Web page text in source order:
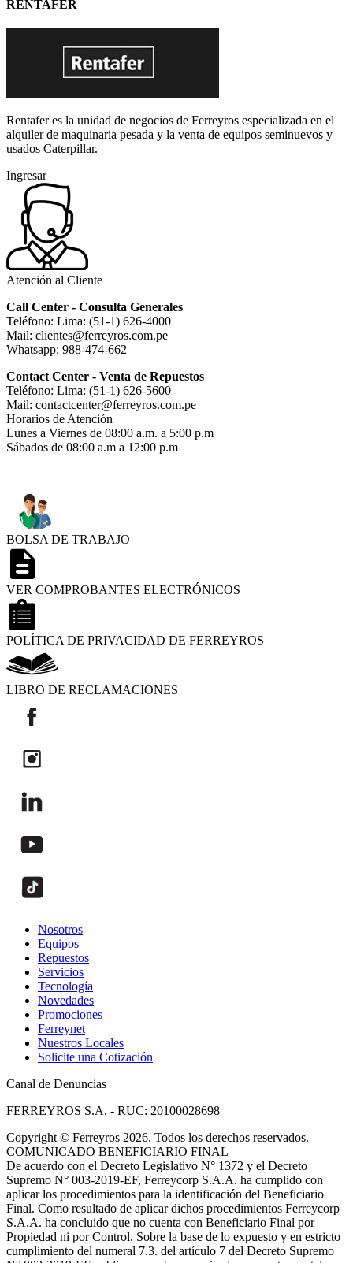
RENTAFER
Rentafer es la unidad de negocios de Ferreyros especializada en el
alquiler de maquinaria pesada y la venta de equipos seminuevos y
usados Caterpillar.
Ingresar
Atención al Cliente
Call Center - Consulta Generales
Teléfono: Lima: (51-1) 626-4000
Mail: clientes@ferreyros.com.pe
Whatsapp: 988-474-662
Contact Center - Venta de Repuestos
Teléfono: Lima: (51-1) 626-5600
Mail: contactcenter@ferreyros.com.pe
Horarios de Atención
Lunes a Viernes de 08:00 a.m. a 5:00 p.m
Sábados de 08:00 a.m a 12:00 p.m
BOLSA DE TRABAJO
VER COMPROBANTES ELECTRÓNICOS
POLÍTICA DE PRIVACIDAD DE FERREYROS
LIBRO DE RECLAMACIONES
Nosotros
Equipos
Repuestos
Servicios
Tecnología
Novedades
Promociones
Ferreynet
Nuestros Locales
Solicite una Cotización
Canal de Denuncias
FERREYROS S.A. - RUC: 20100028698
Copyright © Ferreyros 2026. Todos los derechos reservados.
COMUNICADO BENEFICIARIO FINAL
De acuerdo con el Decreto Legislativo N° 1372 y el Decreto
Supremo N° 003-2019-EF, Ferreycorp S.A.A. ha cumplido con
aplicar los procedimientos para la identificación del Beneficiario
Final. Como resultado de aplicar dichos procedimientos Ferreycorp
S.A.A. ha concluido que no cuenta con Beneficiario Final por
Propiedad ni por Control. Sobre la base de lo expuesto y en estricto
cumplimiento del numeral 7.3. del artículo 7 del Decreto Supremo